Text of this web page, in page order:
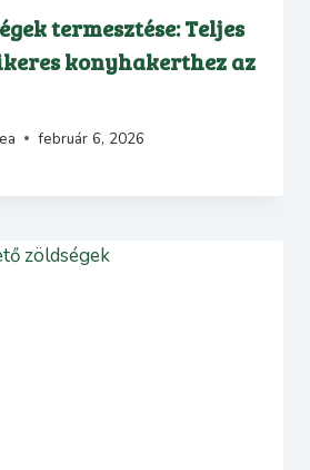
termesztése: Teljes
konyhakerthez az
február 6, 2026